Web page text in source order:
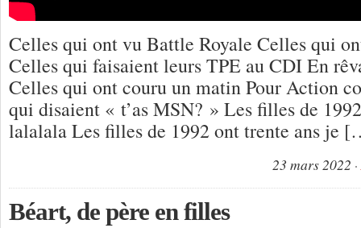
Celles qui ont vu Battle Royale Celles qui
Celles qui faisaient leurs TPE au CDI En
Celles qui ont couru un matin Pour Action
qui disaient « t’as MSN? » Les filles de
lalalala Les filles de 1992 ont trente ans je
23 mars 2022
Béart, de père en filles